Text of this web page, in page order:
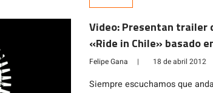
Video: Presentan trailer
«Ride in Chile» basado
Enduro y el Motard
Felipe Gana | 18 de abril 2012
Siempre escuchamos que